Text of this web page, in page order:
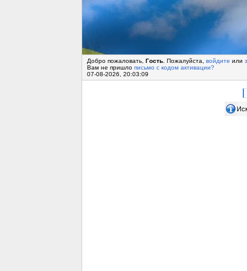
Добро пожаловать, Гость. Пожалуйста, войдите или
Вам не пришло письмо с кодом активации?
07-08-2026, 20:03:09